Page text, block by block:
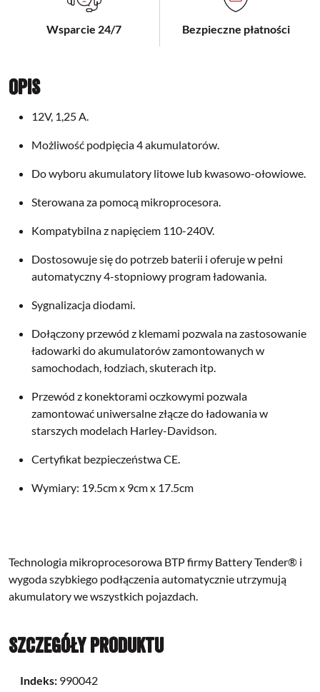
Wsparcie 24/7 Bezpieczne płatności
Opis
12V, 1,25 A.
Możliwość podpięcia 4 akumulatorów.
Do wyboru akumulatory litowe lub kwasowo-ołowiowe.
Sterowana za pomocą mikroprocesora.
Kompatybilna z napięciem 110-240V.
Dostosowuje się do potrzeb baterii i oferuje w pełni
automatyczny 4-stopniowy program ładowania.
Sygnalizacja diodami.
Dołączony przewód z klemami pozwala na zastosowanie
ładowarki do akumulatorów zamontowanych w
samochodach, łodziach, skuterach itp.
Przewód z konektorami oczkowymi pozwala
zamontować uniwersalne złącze do ładowania w
starszych modelach Harley-Davidson.
Certyfikat bezpieczeństwa CE.
Wymiary: 19.5cm x 9cm x 17.5cm
Technologia mikroprocesorowa BTP firmy Battery Tender® i
wygoda szybkiego podłączenia automatycznie utrzymują
akumulatory we wszystkich pojazdach.
Szczegóły produktu
Indeks: 990042